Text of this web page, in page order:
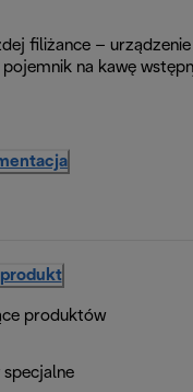
filiżance –
na kawę
produktów